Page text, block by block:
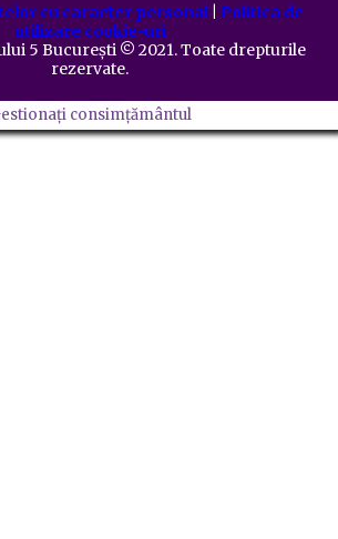
cu caracter personal| Politica de
utilizare cookie-uri
5 București ©️ 2021. Toate drepturile
rezervate.
consimțământul